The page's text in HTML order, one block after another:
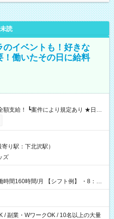
未読
イベントも！好きな
働いたその日に給料
いたその日に現金GET♪ お仕事後はコ
とせます！ 【試用期間】試
り駅：下北沢駅）
ズ
【シフト例】 ・8：00
/ 副業・WワークOK / 10名以上の大量